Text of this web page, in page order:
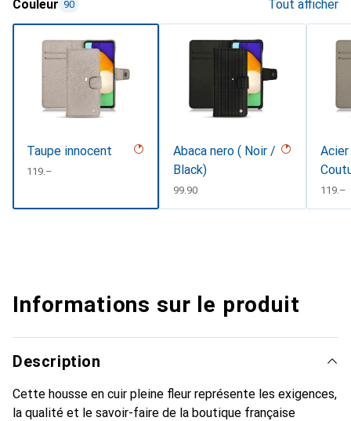
Couleur 90 Tout afficher
Taupe innocent
CHF
119.–
Abaca nero ( Noir /
Black)
CHF
99.90 CHF
119.–
Informations sur le produit
Description
Cette housse en cuir pleine fleur représente les exigences,
la qualité et le savoir-faire de la boutique française